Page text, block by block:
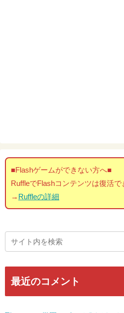
■Flashゲームができない方へ■
RuffleでFlashコンテンツは復活で
→ Ruffleの詳細
最近のコメント